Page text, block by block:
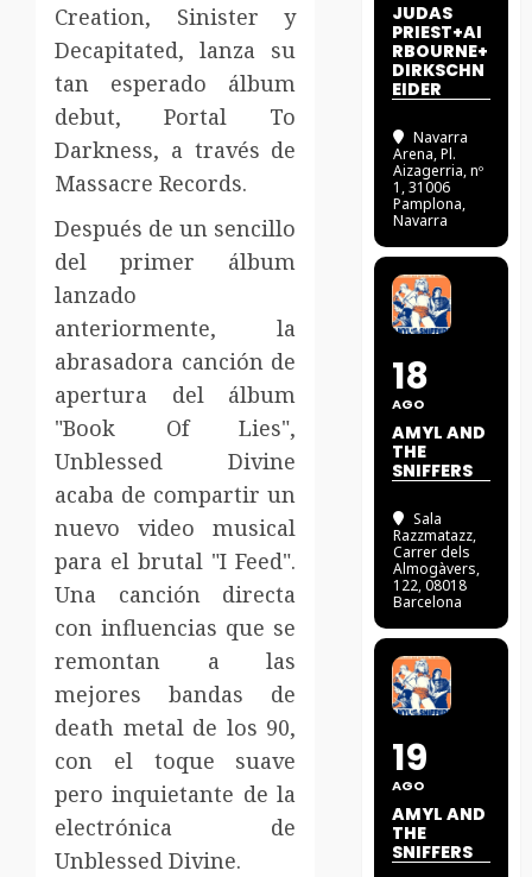
Creation, Sinister y
Decapitated, lanza su
tan esperado álbum
debut, Portal To
Darkness, a través de
Massacre Records.
Después de un sencillo
del primer álbum
lanzado
anteriormente, la
abrasadora canción de
apertura del álbum
"Book Of Lies",
Unblessed Divine
acaba de compartir un
nuevo video musical
para el brutal "I Feed".
Una canción directa
con influencias que se
remontan a las
mejores bandas de
death metal de los 90,
con el toque suave
pero inquietante de la
electrónica de
Unblessed Divine.
JUDAS
PRIEST+AI
RBOURNE+
DIRKSCHN
EIDER
Navarra
Arena, Pl.
Aizagerria, nº
1, 31006
Pamplona,
Navarra
18
AGO
AMYL AND
THE
SNIFFERS
Sala
Razzmatazz,
Carrer dels
Almogàvers,
122, 08018
Barcelona
19
AGO
AMYL AND
THE
SNIFFERS